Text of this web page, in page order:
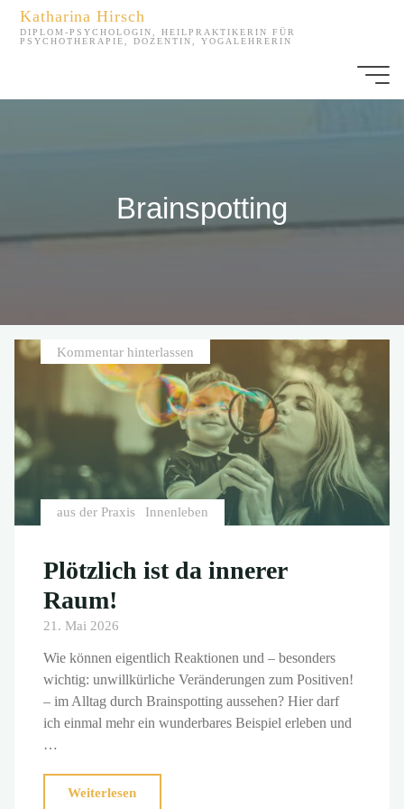
Zum
Inhalt
Katharina Hirsch
DIPLOM-PSYCHOLOGIN, HEILPRAKTIKERIN FÜR
PSYCHOTHERAPIE, DOZENTIN, YOGALEHRERIN
Brainspotting
aus der Praxis Innenleben
Kommentar hinterlassen
Plötzlich ist da innerer
Raum!
21. Mai 2026
Wie können eigentlich Reaktionen und – besonders
wichtig: unwillkürliche Veränderungen zum Positiven!
– im Alltag durch Brainspotting aussehen? Hier darf
ich einmal mehr ein wunderbares Beispiel erleben und
…
Weiterlesen